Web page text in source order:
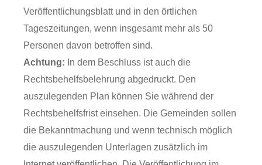
Veröffentlichungsblatt und in den örtlichen
Tageszeitungen, wenn insgesamt mehr als 50
Personen davon betroffen sind.
Achtung: In dem Beschluss ist auch die
Rechtsbehelfsbelehrung abgedruckt. Den
auszulegenden Plan können Sie während der
Rechtsbehelfsfrist einsehen. Die Gemeinden sollen
die Bekanntmachung und wenn technisch möglich
die auszulegenden Unterlagen zusätzlich im